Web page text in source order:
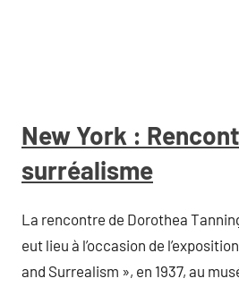
New York :
surréalisme
La rencontre de Dorothea
eut lieu à l’occasion de
and Surrealism », en 1937, au